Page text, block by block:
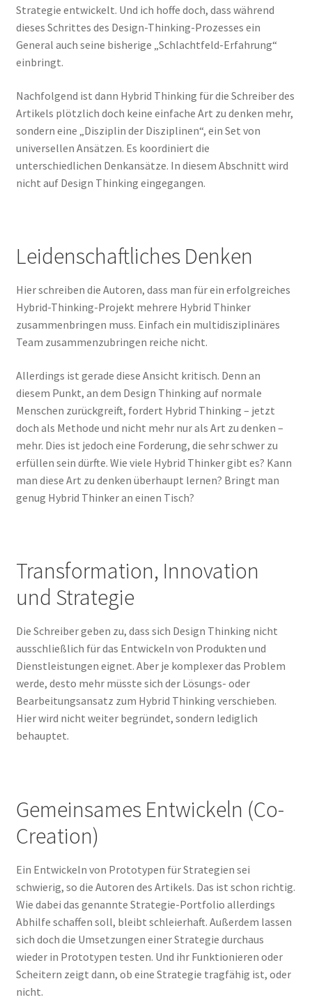
Strategie entwickelt. Und ich hoffe doch, dass während
dieses Schrittes des Design-Thinking-Prozesses ein
General auch seine bisherige „Schlachtfeld-Erfahrung“
einbringt.
Nachfolgend ist dann Hybrid Thinking für die Schreiber des
Artikels plötzlich doch keine einfache Art zu denken mehr,
sondern eine „Disziplin der Disziplinen“, ein Set von
universellen Ansätzen. Es koordiniert die
unterschiedlichen Denkansätze. In diesem Abschnitt wird
nicht auf Design Thinking eingegangen.
Leidenschaftliches Denken
Hier schreiben die Autoren, dass man für ein erfolgreiches
Hybrid-Thinking-Projekt mehrere Hybrid Thinker
zusammenbringen muss. Einfach ein multidisziplinäres
Team zusammenzubringen reiche nicht.
Allerdings ist gerade diese Ansicht kritisch. Denn an
diesem Punkt, an dem Design Thinking auf normale
Menschen zurückgreift, fordert Hybrid Thinking – jetzt
doch als Methode und nicht mehr nur als Art zu denken –
mehr. Dies ist jedoch eine Forderung, die sehr schwer zu
erfüllen sein dürfte. Wie viele Hybrid Thinker gibt es? Kann
man diese Art zu denken überhaupt lernen? Bringt man
genug Hybrid Thinker an einen Tisch?
Transformation, Innovation
und Strategie
Die Schreiber geben zu, dass sich Design Thinking nicht
ausschließlich für das Entwickeln von Produkten und
Dienstleistungen eignet. Aber je komplexer das Problem
werde, desto mehr müsste sich der Lösungs- oder
Bearbeitungsansatz zum Hybrid Thinking verschieben.
Hier wird nicht weiter begründet, sondern lediglich
behauptet.
Gemeinsames Entwickeln (Co-
Creation)
Ein Entwickeln von Prototypen für Strategien sei
schwierig, so die Autoren des Artikels. Das ist schon richtig.
Wie dabei das genannte Strategie-Portfolio allerdings
Abhilfe schaffen soll, bleibt schleierhaft. Außerdem lassen
sich doch die Umsetzungen einer Strategie durchaus
wieder in Prototypen testen. Und ihr Funktionieren oder
Scheitern zeigt dann, ob eine Strategie tragfähig ist, oder
nicht.